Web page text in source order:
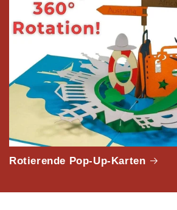
Rotierende Pop-Up-Karten